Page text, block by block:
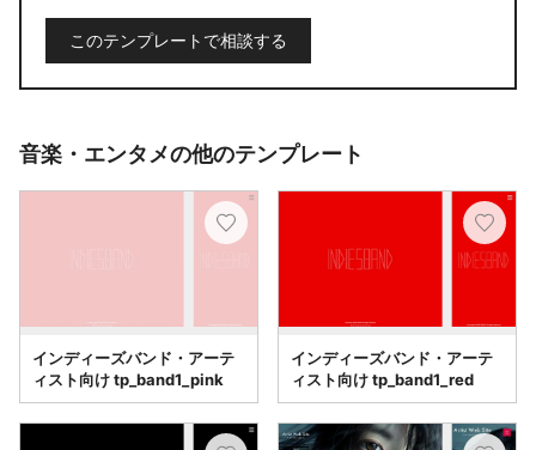
このテンプレートで相談する
音楽・エンタメの他のテンプレート
インディーズバンド・アーテ
ィスト向け tp_band1_pink
インディーズバンド・アーテ
ィスト向け tp_band1_red